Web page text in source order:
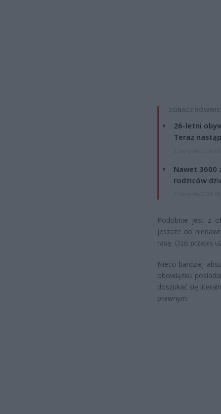
ZOBACZ
26-letni
Teraz
Nawet 3600
rodziców
Podobnie jest z
jeszcze do
rasę. Dziś przepis
Nieco bardziej
obowiązku
doszukać się
prawnym.